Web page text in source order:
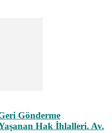
Gönderme
Hak İhlalleri. Av.